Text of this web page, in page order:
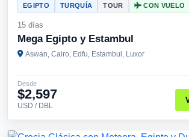
EGIPTO TURQUÍA TOUR CON VUELO
15 días
Mega Egipto y Estambul
Aswan, Cairo, Edfu, Estambul, Luxor
Desde
$2,597
USD / DBL